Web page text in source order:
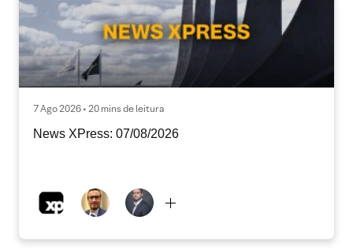
7 Ago 2026 • 20 mins de leitura
News XPress: 07/08/2026